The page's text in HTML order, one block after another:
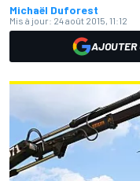
Michaël Duforest
Mis à jour: 24 août 2015, 11:12
AJOUTER